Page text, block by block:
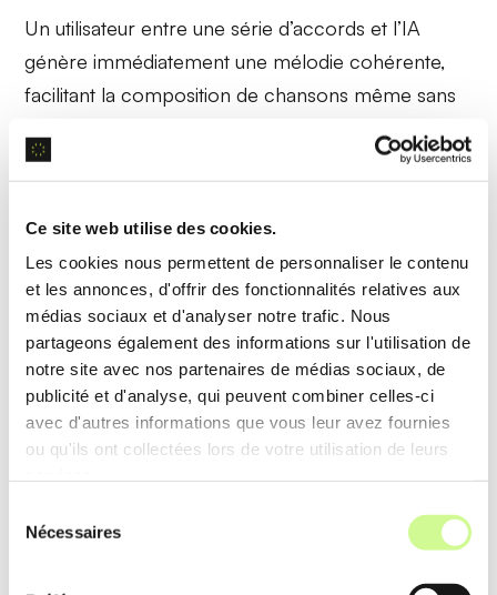
Ce site web utilise des cookies.
Les cookies nous permettent de personnaliser le contenu
et les annonces, d'offrir des fonctionnalités relatives aux
médias sociaux et d'analyser notre trafic. Nous
partageons également des informations sur l'utilisation de
notre site avec nos partenaires de médias sociaux, de
publicité et d'analyse, qui peuvent combiner celles-ci
avec d'autres informations que vous leur avez fournies
ou qu'ils ont collectées lors de votre utilisation de leurs
Nécessaires
Un utilisateur entre une série d’accords et l’IA
génère immédiatement une mélodie cohérente,
facilitant la composition de chansons même sans
Avec Splashmusic, l’éditionet lemixagesont
automatisés grâce à des outils avancés. Les
utilisateurs peuvent ajuster les niveaux, ajouter des
effets, et mixer des pistes sans effort manuel
complexe.
Exemple d’utilisation
Un créateur de contenu peut importer plusieurs
pistes et laisser
maîtriser les techniques de mixage.